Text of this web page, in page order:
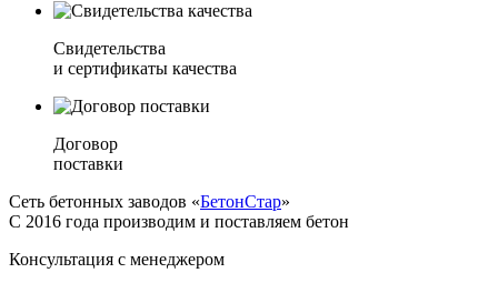
Свидетельства
и сертификаты качества
Договор
поставки
Сеть бетонных заводов «БетонСтар»
С 2016 года производим и поставляем бетон
Консультация с менеджером